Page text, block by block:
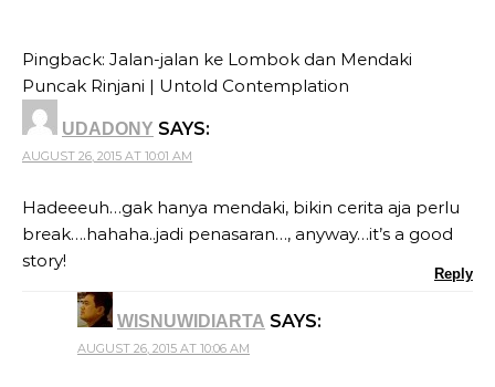
Pingback: Jalan-jalan ke Lombok dan Mendaki
Puncak Rinjani | Untold Contemplation
UDADONY SAYS:
AUGUST 26, 2015 AT 10:01 AM
Hadeeeuh…gak hanya mendaki, bikin cerita aja perlu
break….hahaha..jadi penasaran…, anyway…it’s a good
story!
Reply
WISNUWIDIARTA SAYS:
AUGUST 26, 2015 AT 10:06 AM